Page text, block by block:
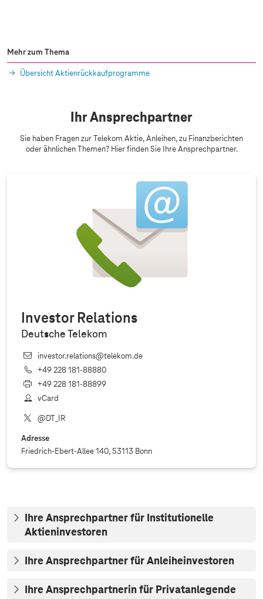
Mehr zum Thema
Übersicht Aktienrückkaufprogramme
Ihr Ansprechpartner
Sie haben Fragen zur Telekom Aktie, Anleihen, zu Finanzberichten
oder ähnlichen Themen? Hier finden Sie Ihre Ansprechpartner.
Investor Relations
Deutsche Telekom
investor.relations@telekom.de
+49 228 181‐88880
+49 228 181‐88899
vCard
@DT_IR
Adresse
Friedrich-Ebert-Allee 140, 53113 Bonn
Ihre Ansprechpartner für Institutionelle
Aktieninvestoren
Ihre Ansprechpartner für Anleiheinvestoren
Ihre Ansprechpartnerin für Privatanlegende